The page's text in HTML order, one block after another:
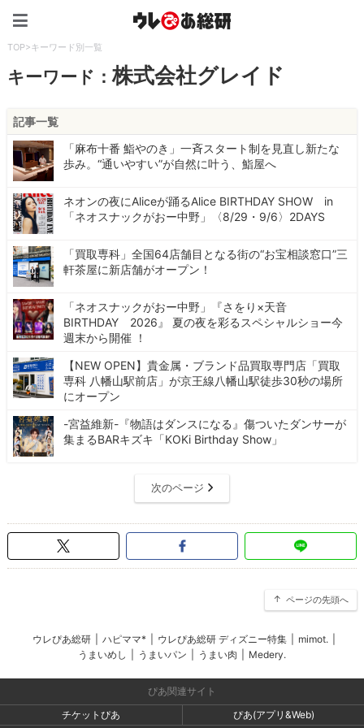
TOP>キーワード別一覧
キーワード：株式会社グレイド
記事一覧
「麻布十番 鮨やのき」一斉スタート制を見直し新たな
歩み。“通いやすい”が自然に叶う、鮨屋へ
ネオンの夜にAliceが踊るAlice BIRTHDAY SHOW in
「ネオスナックがおー中野」〈8/29・9/6〉2DAYS
「買取専科」全国64店舗目となる街の“お宝相談窓口”三
軒茶屋に新店舗がオープン！
「ネオスナックがおー中野」『さをり×天音
BIRTHDAY 2026』 夏の夜を彩るスペシャルショー今
週末から開催 ！
【NEW OPEN】貴金属・ブランド品買取専門店「買取
専科 八幡山駅前店」が京王線八幡山駅徒歩30秒の場所
にオープン
-宮益維新-『物語はダンスになる』傷ついたダンサーが
集まるBARキズキ「KOKi Birthday Show」
次のページ
ページの先頭へ
ウレぴあ総研 ハピママ* ウレぴあ総研 ディズニー特集 mimot.
うまいめし
うまいパン うまい肉 Medery.
ぴあ関連サイト
チケットぴあ
ぴあ(アプリ&Web)